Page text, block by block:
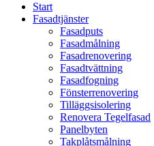
Start
Fasadtjänster
Fasadputs
Fasadmålning
Fasadrenovering
Fasadtvättning
Fasadfogning
Fönsterrenovering
Tilläggsisolering
Renovera Tegelfasad
Panelbyten
Takplåtsmålning